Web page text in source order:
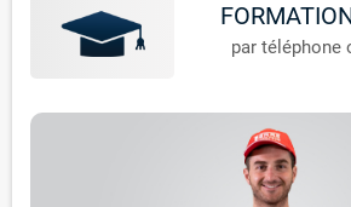
par téléphone